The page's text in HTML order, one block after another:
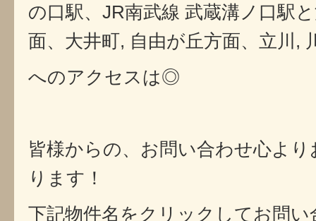
の口駅、JR南武線 武蔵溝ノ口駅
面、大井町, 自由が丘方面、立川,
へのアクセスは◎
皆様からの、お問い合わせ心よ
ります！
下記物件名をクリックしてお問